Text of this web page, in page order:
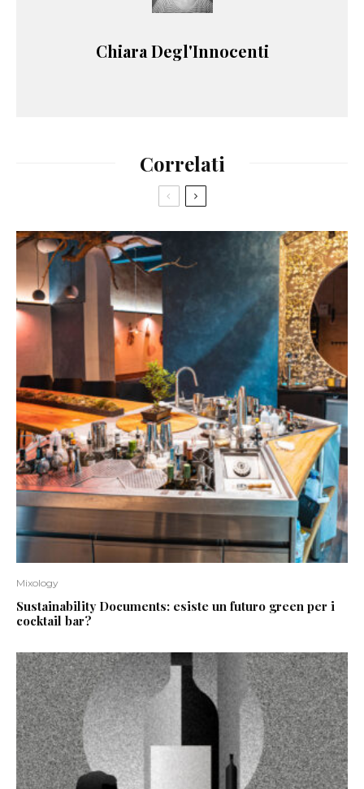
Chiara Degl'Innocenti
Correlati
Mixology
Sustainability Documents: esiste un futuro green per i
cocktail bar?